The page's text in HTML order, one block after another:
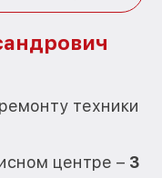
техники
центре – 3